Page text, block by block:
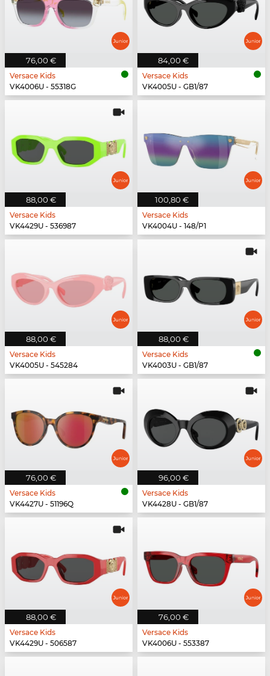
76,00 €
Versace Kids
VK4006U - 55318G
84,00 €
Versace Kids
VK4005U - GB1/87
88,00 €
Versace Kids
VK4429U - 536987
100,80 €
Versace Kids
VK4004U - 148/P1
88,00 €
Versace Kids
VK4005U - 545284
88,00 €
Versace Kids
VK4003U - GB1/87
76,00 €
Versace Kids
VK4427U - 51196Q
96,00 €
Versace Kids
VK4428U - GB1/87
88,00 €
Versace Kids
VK4429U - 506587
76,00 €
Versace Kids
VK4006U - 553387